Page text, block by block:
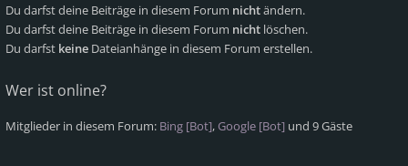
Du darfst deine Beiträge in diesem Forum nichtändern.
Du darfst deine Beiträge in diesem Forum nicht löschen.
Du darfst keine Dateianhänge in diesem Forum erstellen.
Wer ist online?
Mitglieder in diesem Forum: Bing [Bot], Google [Bot] und 9 Gäste